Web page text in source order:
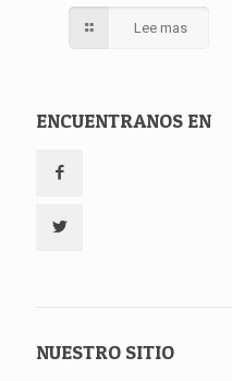
Lee mas
ENCUENTRANOS EN
NUESTRO SITIO